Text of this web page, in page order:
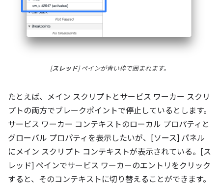
[スレッド] ペインが青い枠で囲まれます。
たとえば、メイン スクリプトとサービス ワーカー スクリ
プトの両方でブレークポイントで停止しているとします。
サービス ワーカー コンテキストのローカル プロパティと
グローバル プロパティを表示したいが、[ソース] パネル
にメイン スクリプト コンテキストが表示されている。[ス
レッド] ペインでサービス ワーカーのエントリをクリック
すると、そのコンテキストに切り替えることができます。